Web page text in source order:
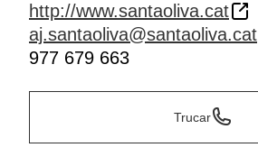
http://www.santaoliva.cat
aj.santaoliva@santaoliva.cat
977 679 663
Trucar